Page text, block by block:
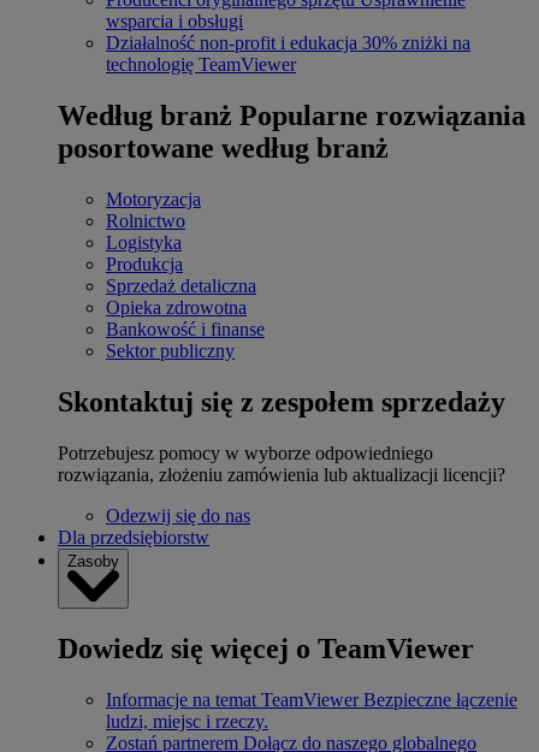
wsparcia i obsługi
Działalność non-profit i edukacja 30% zniżki na
technologię TeamViewer
Według branż Popularne rozwiązania
posortowane według branż
Motoryzacja
Rolnictwo
Logistyka
Produkcja
Sprzedaż detaliczna
Opieka zdrowotna
Bankowość i finanse
Sektor publiczny
Skontaktuj się z zespołem sprzedaży
Potrzebujesz pomocy w wyborze odpowiedniego
rozwiązania, złożeniu zamówienia lub aktualizacji licencji?
Odezwij się do nas
Dla przedsiębiorstw
Zasoby
Dowiedz się więcej o TeamViewer
Informacje na temat TeamViewer Bezpieczne łączenie
ludzi, miejsc i rzeczy.
Zostań partnerem Dołącz do naszego globalnego